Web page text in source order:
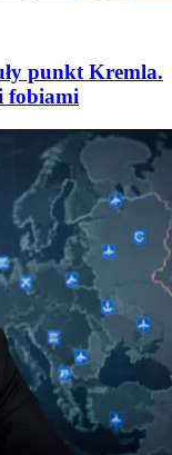
punkt Kremla.
fobiami